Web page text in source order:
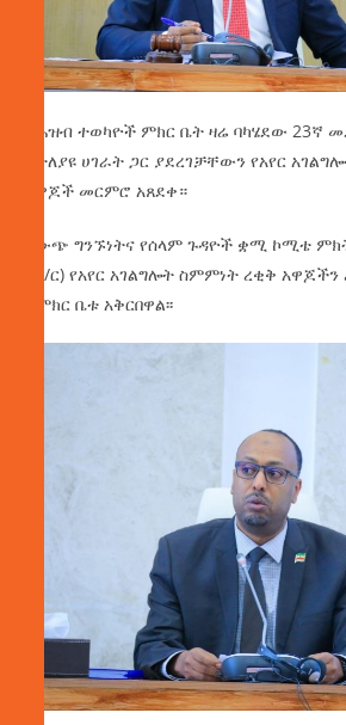
የሕዝብ ተወካዮች ምክር ቤት ዛሬ ባካሄደው 23ኛ
ከተለያዩ ሀገራት ጋር ያደረገቻቸውን የአየር
አዋጆች መርምሮ አጸደቀ።
የውጭ ግንኙነትና የሰላም ጉዳዮች ቋሚ ኮሚቴ
(ዶ/ር) የአየር አገልግሎት ስምምነት ረቂቅ
ለምክር ቤቱ አቅርበዋል፡፡